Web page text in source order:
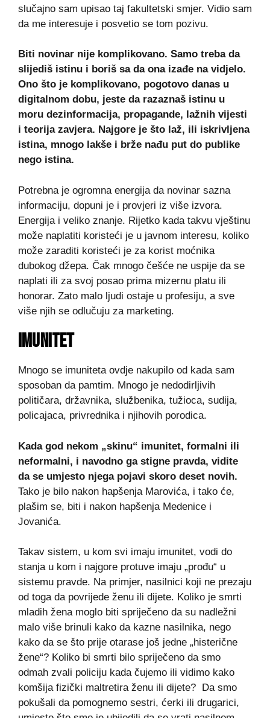
slučajno sam upisao taj fakultetski smjer. Vidio sam
da me interesuje i posvetio se tom pozivu.
Biti novinar nije komplikovano. Samo treba da
slijediš istinu i boriš sa da ona izađe na vidjelo.
Ono što je komplikovano, pogotovo danas u
digitalnom dobu, jeste da razaznaš istinu u
moru dezinformacija, propagande, lažnih vijesti
i teorija zavjera. Najgore je što laž, ili iskrivljena
istina, mnogo lakše i brže nađu put do publike
nego istina.
Potrebna je ogromna energija da novinar sazna
informaciju, dopuni je i provjeri iz više izvora.
Energija i veliko znanje. Rijetko kada takvu vještinu
može naplatiti koristeći je u javnom interesu, koliko
može zaraditi koristeći je za korist moćnika
dubokog džepa. Čak mnogo češće ne uspije da se
naplati ili za svoj posao prima mizernu platu ili
honorar. Zato malo ljudi ostaje u profesiju, a sve
više njih se odlučuju za marketing.
IMUNITET
Mnogo se imuniteta ovdje nakupilo od kada sam
sposoban da pamtim. Mnogo je nedodirljivih
političara, državnika, službenika, tužioca, sudija,
policajaca, privrednika i njihovih porodica.
Kada god nekom „skinu“ imunitet, formalni ili
neformalni, i navodno ga stigne pravda, vidite
da se umjesto njega pojavi skoro deset novih.
Tako je bilo nakon hapšenja Marovića, i tako će,
plašim se, biti i nakon hapšenja Medenice i
Jovanića.
Takav sistem, u kom svi imaju imunitet, vodi do
stanja u kom i najgore protuve imaju „prođu“ u
sistemu pravde. Na primjer, nasilnici koji ne prezaju
od toga da povrijede ženu ili dijete. Koliko je smrti
mladih žena moglo biti spriječeno da su nadležni
malo više brinuli kako da kazne nasilnika, nego
kako da se što prije otarase još jedne „histerične
žene“? Koliko bi smrti bilo spriječeno da smo
odmah zvali policiju kada čujemo ili vidimo kako
komšija fizički maltretira ženu ili dijete? Da smo
pokušali da pomognemo sestri, ćerki ili drugarici,